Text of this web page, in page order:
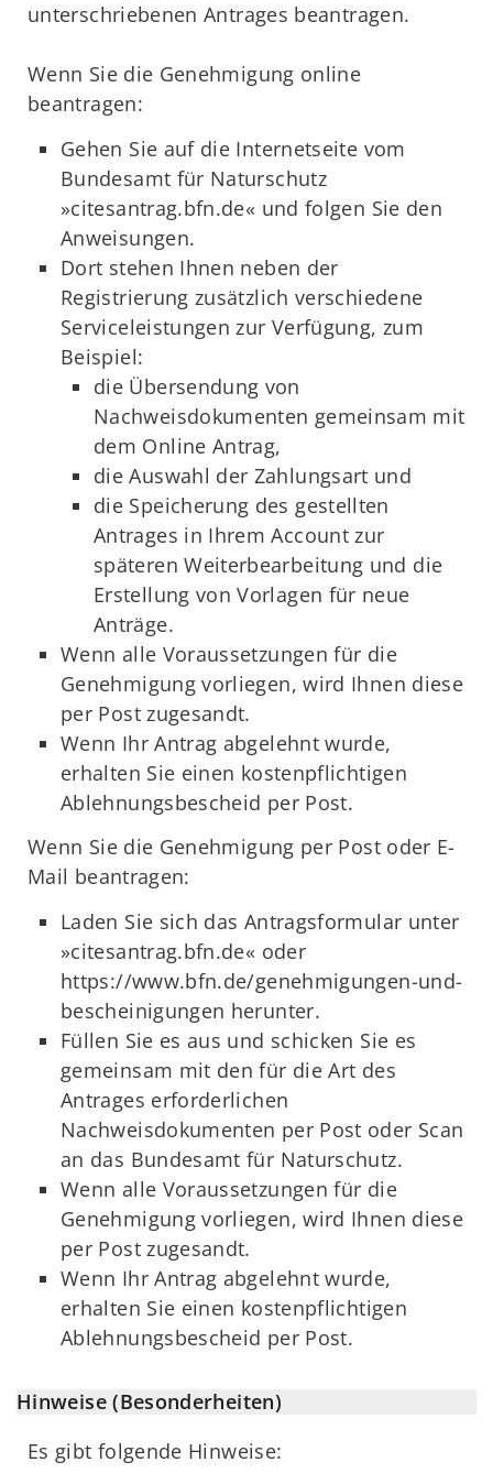
unterschriebenen Antrages beantragen.
Wenn Sie die Genehmigung online
beantragen:
Gehen Sie auf die Internetseite vom
Bundesamt für Naturschutz
»citesantrag.bfn.de« und folgen Sie den
Anweisungen.
Dort stehen Ihnen neben der
Registrierung zusätzlich verschiedene
Serviceleistungen zur Verfügung, zum
Beispiel:
die Übersendung von
Nachweisdokumenten gemeinsam mit
dem Online Antrag,
die Auswahl der Zahlungsart und
die Speicherung des gestellten
Antrages in Ihrem Account zur
späteren Weiterbearbeitung und die
Erstellung von Vorlagen für neue
Anträge.
Wenn alle Voraussetzungen für die
Genehmigung vorliegen, wird Ihnen diese
per Post zugesandt.
Wenn Ihr Antrag abgelehnt wurde,
erhalten Sie einen kostenpflichtigen
Ablehnungsbescheid per Post.
Wenn Sie die Genehmigung per Post oder E-
Mail beantragen:
Laden Sie sich das Antragsformular unter
»citesantrag.bfn.de« oder
https://www.bfn.de/genehmigungen-und-
bescheinigungen herunter.
Füllen Sie es aus und schicken Sie es
gemeinsam mit den für die Art des
Antrages erforderlichen
Nachweisdokumenten per Post oder Scan
an das Bundesamt für Naturschutz.
Wenn alle Voraussetzungen für die
Genehmigung vorliegen, wird Ihnen diese
per Post zugesandt.
Wenn Ihr Antrag abgelehnt wurde,
erhalten Sie einen kostenpflichtigen
Ablehnungsbescheid per Post.
Hinweise (Besonderheiten)
Es gibt folgende Hinweise: